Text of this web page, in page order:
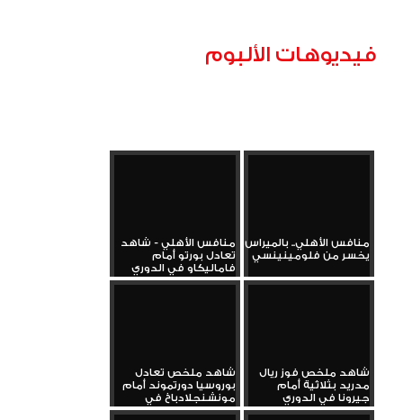
فيديوهات الألبوم
منافس الأهلي.. بالميراس
يخسر من فلومينينسي
منافس الأهلي - شاهد
تعادل بورتو أمام
فاماليكاو في الدوري
البرتغالي...
شاهد ملخص فوز ريال
مدريد بثلاثية أمام
جيرونا في الدوري
الإسباني...
شاهد ملخص تعادل
بوروسيا دورتموند أمام
مونشنجلادباخ في
الدوري...